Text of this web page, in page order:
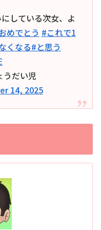
している次女、よ
めでとう #これで1
くなる#と思う
だい児
14, 2025